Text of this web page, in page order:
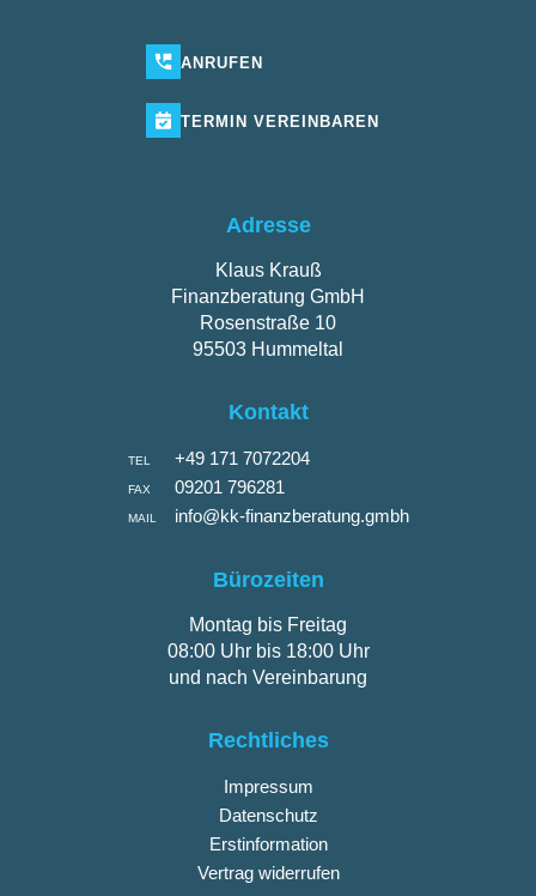
ANRUFEN
TERMIN VEREINBAREN
Adresse
Klaus Krauß
Finanzberatung GmbH
Rosenstraße 10
95503 Hummeltal
Kontakt
TEL +49 171 7072204
FAX 09201 796281
MAIL info@kk-finanzberatung.gmbh
Bürozeiten
Montag bis Freitag
08:00 Uhr bis 18:00 Uhr
und nach Vereinbarung
Rechtliches
Impressum
Datenschutz
Erstinformation
Vertrag widerrufen